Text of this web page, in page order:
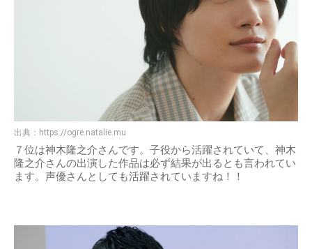
出典： https://ogre.natalie.mu
７位は神木隆之介さんです。子役から活躍されていて、神木
隆之介さんの出演した作品は必ず結果が出るとも言われてい
ます。声優さんとしても活躍されていますね！！